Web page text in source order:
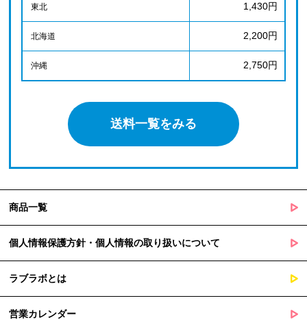
東北 1,430円
北海道 2,200円
沖縄 2,750円
送料一覧をみる
商品一覧
個人情報保護方針・個人情報の取り扱いについて
ラブラボとは
営業カレンダー